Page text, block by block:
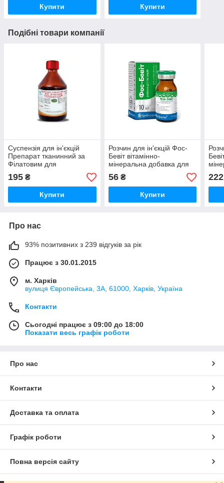
Купити Купити
Подібні товари компанії
Суспензія для ін'єкцій
Препарат тканинний за
Філатовим для
підвищення захисних сил
організму 100 мл УЗВПП
195 ₴
Купити
Розчин для ін'єкцій Фос-
Бевіт вітамінно-
мінеральна добавка для
тварин 10 мл
Бровафарма
56₴
Купити
222
Про нас
93% позитивних з 239 відгуків за рік
Працює з 30.01.2015
м. Харків
вулиця Європейська, 3А, 61000, Харків, Україна
Контакти
Сьогодні працює з 09:00 до 18:00
Показати весь графік роботи
Про нас
Контакти
Доставка та оплата
Графік роботи
Повна версія сайту